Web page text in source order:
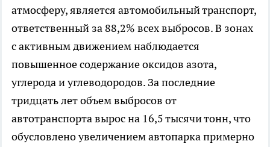
атмосферу, является автомобильный транспорт,
ответственный за 88,2% всех выбросов. В зонах
с активным движением наблюдается
повышенное содержание оксидов азота,
углерода и углеводородов. За последние
тридцать лет объем выбросов от
автотранспорта вырос на 16,5 тысячи тонн, что
обусловлено увеличением автопарка примерно